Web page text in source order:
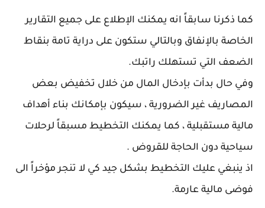
كما ذكرنا سابقاً انه يمكنك الإطلاع على جميع التقارير
الخاصة بالإنفاق وبالتالي ستكون على دراية تامة بنقاط
الضعف التي تستهلك راتبك.
وفي حال بدأت بإدخال المال من خلال تخفيض بعض
المصاريف غير الضرورية ، سيكون بإمكانك بناء أهداف
مالية مستقبلية ، كما يمكنك التخطيط مسبقاً لرحلات
سياحية دون الحاجة للقروض .
اذ ينبغي عليك التخطيط بشكل جيد كي لا تنجر مؤخراً الى
فوضى مالية عارمة.